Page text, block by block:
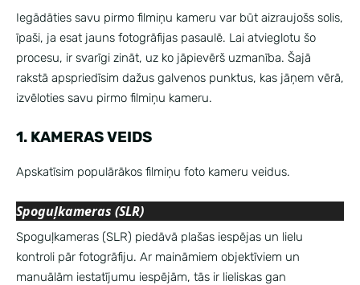
Iegādāties savu pirmo filmiņu kameru var būt aizraujošs solis,
īpaši, ja esat jauns fotogrāfijas pasaulē. Lai atvieglotu šo
procesu, ir svarīgi zināt, uz ko jāpievērš uzmanība. Šajā
rakstā apspriedīsim dažus galvenos punktus, kas jāņem vērā,
izvēloties savu pirmo filmiņu kameru.
1. KAMERAS VEIDS
Apskatīsim populārākos filmiņu foto kameru veidus.
Spoguļkameras (SLR)
Spoguļkameras (SLR) piedāvā plašas iespējas un lielu
kontroli pār fotogrāfiju. Ar maināmiem objektīviem un
manuālām iestatījumu iespējām, tās ir lieliskas gan